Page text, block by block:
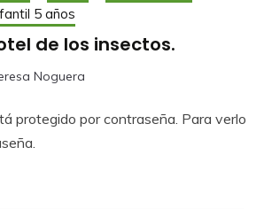
5 años
de los insectos.
Noguera
protegido por contraseña. Para verlo